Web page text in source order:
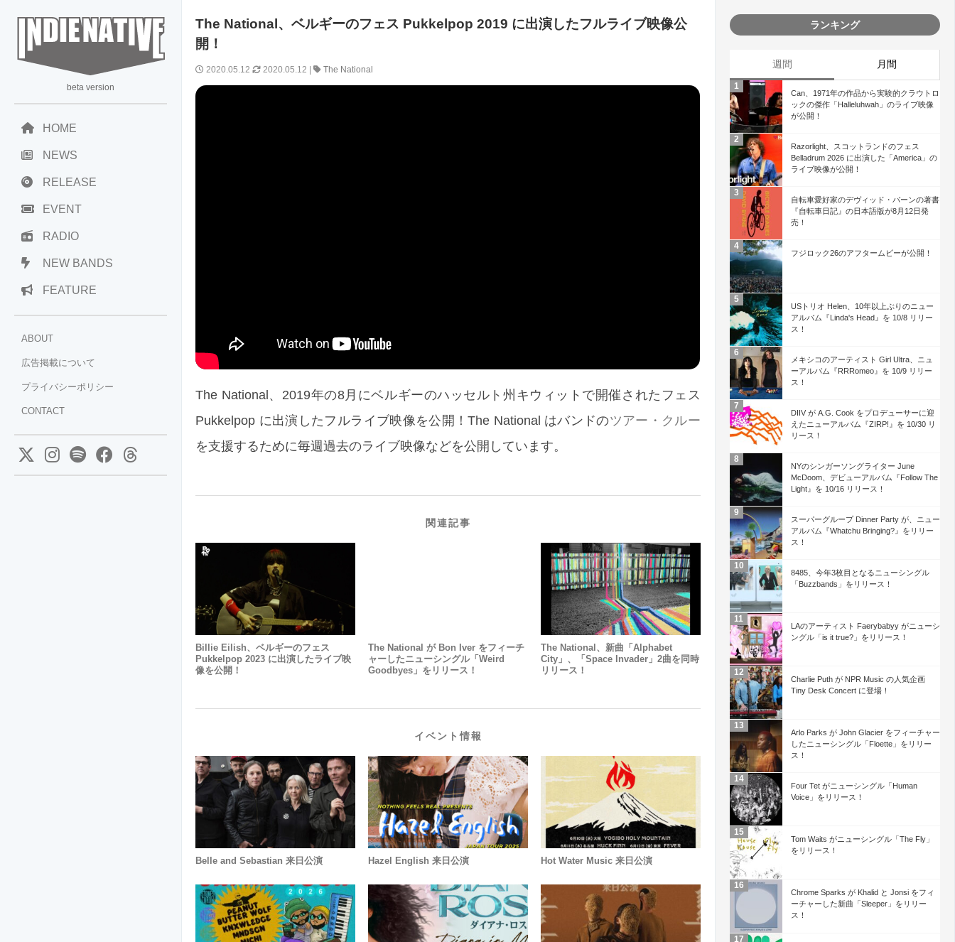
beta version
HOME
NEWS
RELEASE
EVENT
RADIO
NEW BANDS
FEATURE
ABOUT
広告掲載について
プライバシーポリシー
CONTACT
The National、ベルギーのフェス Pukkelpop 2019 に出演したフルライブ映像公
開！
2020.05.12 2020.05.12 | The National
The National、2019年の8月にベルギーのハッセルト州キウィットで開催されたフェス
Pukkelpop に出演したフルライブ映像を公開！The National はバンドのツアー・クルー
を支援するために毎週過去のライブ映像などを公開しています。
関連記事
Billie Eilish、ベルギーのフェス
Pukkelpop 2023 に出演したライブ映
像を公開！
The National が Bon Iver をフィーチ
ャーしたニューシングル「Weird
Goodbyes」をリリース！
The National、新曲「Alphabet
City」、「Space Invader」2曲を同時
リリース！
イベント情報
Belle and Sebastian 来日公演 Hazel English 来日公演 Hot Water Music 来日公演
ランキング
週間 月間
Can、1971年の作品から実験的クラウトロ
ックの傑作「Halleluhwah」のライブ映像
が公開！
Razorlight、スコットランドのフェス
Belladrum 2026 に出演した「America」の
ライブ映像が公開！
自転車愛好家のデヴィッド・バーンの著書
『自転車日記』の日本語版が8月12日発
売！
フジロック26のアフタームビーが公開！
USトリオ Helen、10年以上ぶりのニュー
アルバム『Linda's Head』を 10/8 リリー
ス！
メキシコのアーティスト Girl Ultra、ニュ
ーアルバム『RRRomeo』を 10/9 リリー
ス！
DIIV が A.G. Cook をプロデューサーに迎
えたニューアルバム『ZIRP!』を 10/30 リ
リース！
NYのシンガーソングライター June
McDoom、デビューアルバム『Follow The
Light』を 10/16 リリース！
スーパーグループ Dinner Party が、ニュー
アルバム『Whatchu Bringing?』をリリー
ス！
8485、今年3枚目となるニューシングル
「Buzzbands」をリリース！
LAのアーティスト Faerybabyy がニューシ
ングル「is it true?」をリリース！
Charlie Puth が NPR Music の人気企画
Tiny Desk Concert に登場！
Arlo Parks が John Glacier をフィーチャー
したニューシングル「Floette」をリリー
ス！
Four Tet がニューシングル「Human
Voice」をリリース！
Tom Waits がニューシングル「The Fly」
をリリース！
Chrome Sparks が Khalid と Jonsi をフィ
ーチャーした新曲「Sleeper」をリリー
ス！